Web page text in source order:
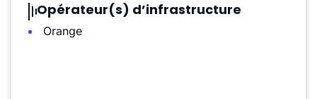
Opérateur(s) d’infrastructure
Orange